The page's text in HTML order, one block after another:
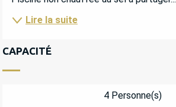
Lire la suite
CAPACITÉ
4 Personne(s)